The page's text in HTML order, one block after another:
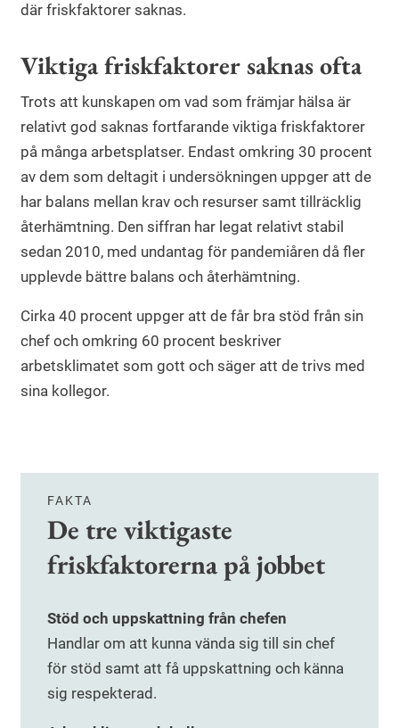
där friskfaktorer saknas.
Viktiga friskfaktorer saknas ofta
Trots att kunskapen om vad som främjar hälsa är
relativt god saknas fortfarande viktiga friskfaktorer
på många arbetsplatser. Endast omkring 30 procent
av dem som deltagit i undersökningen uppger att de
har balans mellan krav och resurser samt tillräcklig
återhämtning. Den siffran har legat relativt stabil
sedan 2010, med undantag för pandemiåren då fler
upplevde bättre balans och återhämtning.
Cirka 40 procent uppger att de får bra stöd från sin
chef och omkring 60 procent beskriver
arbetsklimatet som gott och säger att de trivs med
sina kollegor.
FAKTA
De tre viktigaste
friskfaktorerna på jobbet
Stöd och uppskattning från chefen
Handlar om att kunna vända sig till sin chef
för stöd samt att få uppskattning och känna
sig respekterad.